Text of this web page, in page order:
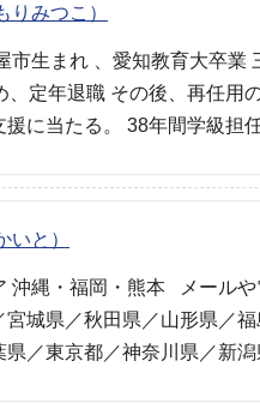
りみつこ）
市生まれ 、愛知教育大卒業
、定年退職 その後、再任用
援に当たる。 38年間学級担
いと）
沖縄・福岡・熊本 メール
宮城県／秋田県／山形県／
県／東京都／神奈川県／新